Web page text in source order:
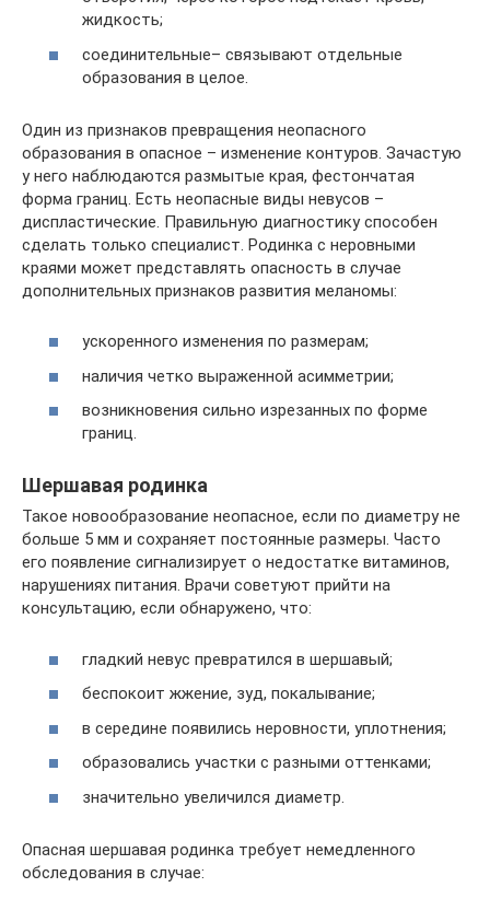
жидкость;
соединительные– связывают отдельные
образования в целое.
Один из признаков превращения неопасного
образования в опасное – изменение контуров. Зачастую
у него наблюдаются размытые края, фестончатая
форма границ. Есть неопасные виды невусов –
диспластические. Правильную диагностику способен
сделать только специалист. Родинка с неровными
краями может представлять опасность в случае
дополнительных признаков развития меланомы:
ускоренного изменения по размерам;
наличия четко выраженной асимметрии;
возникновения сильно изрезанных по форме
границ.
Шершавая родинка
Такое новообразование неопасное, если по диаметру не
больше 5 мм и сохраняет постоянные размеры. Часто
его появление сигнализирует о недостатке витаминов,
нарушениях питания. Врачи советуют прийти на
консультацию, если обнаружено, что:
гладкий невус превратился в шершавый;
беспокоит жжение, зуд, покалывание;
в середине появились неровности, уплотнения;
образовались участки с разными оттенками;
значительно увеличился диаметр.
Опасная шершавая родинка требует немедленного
обследования в случае: